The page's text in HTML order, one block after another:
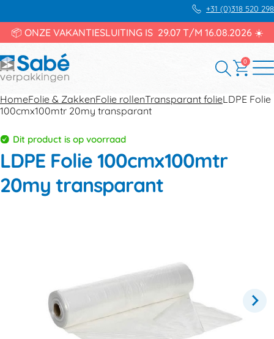
+31 (0)318 520 298
📦 ONZE VAKANTIESLUITING IS 29.07 T/M 16.08.2026 ☀️
0
HomeFolie & ZakkenFolie rollenTransparant folieLDPE Folie
100cmx100mtr 20my transparant
Dit product is op voorraad
LDPE Folie 100cmx100mtr
20my transparant